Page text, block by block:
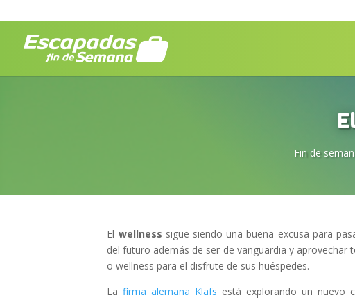
Fin de
El wellness sigue siendo una buena excusa para
del futuro además de ser de vanguardia y aprovechar
o wellness para el disfrute de sus huéspedes.
Lafirma alemana Klafs está explorando un nuevo